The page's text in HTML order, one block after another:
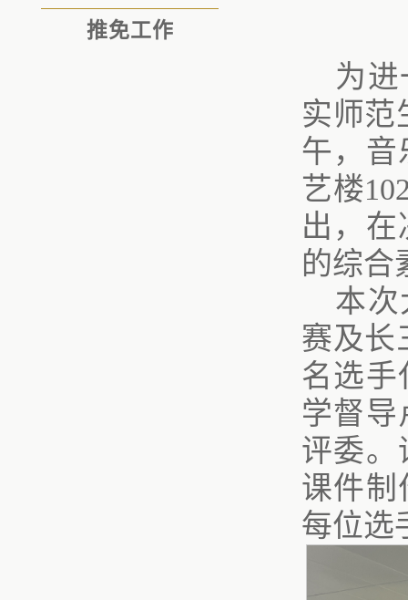
推免工作
为
实师范
午，音
艺楼
出，
的综合
本次
赛及长
名选手
学督导
评委。
课件制
每位选